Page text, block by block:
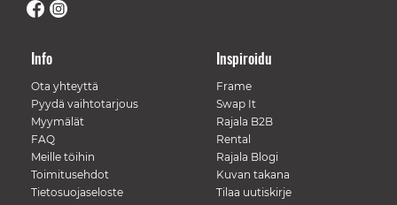
Info
Ota yhteyttä
Pyydä vaihtotarjous
Myymälät
FAQ
Meille töihin
Toimitusehdot
Tietosuojaseloste
Inspiroidu
Frame
Swap It
Rajala B2B
Rental
Rajala Blogi
Kuvan takana
Tilaa uutiskirje